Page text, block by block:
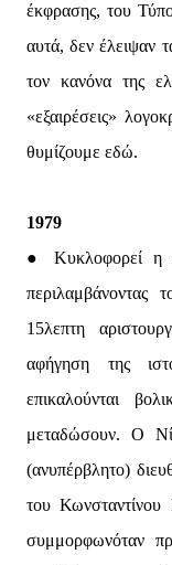
έκφρασης, του
αυτά, δεν έλειψαν
τον κανόνα της
«εξαιρέσεις»
θυμίζουμε εδώ.
1979
● Κυκλοφορεί η
περιλαμβάνοντας
15λεπτη
αφήγηση της
επικαλούνται
μεταδώσουν. Ο
(ανυπέρβλητο)
του
συμμορφωνόταν